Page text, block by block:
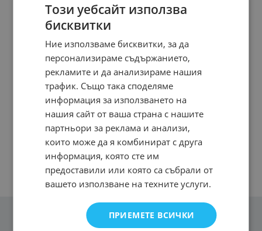
Този уебсайт използва
бисквитки
Ние използваме бисквитки, за да
персонализираме съдържанието,
рекламите и да анализираме нашия
трафик. Също така споделяме
информация за използването на
нашия сайт от ваша страна с нашите
партньори за реклама и анализи,
които може да я комбинират с друга
информация, която сте им
предоставили или която са събрали от
вашето използване на техните услуги.
ПРИЕМЕТЕ ВСИЧКИ